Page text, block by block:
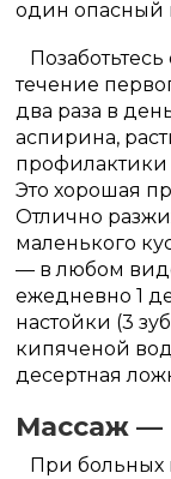
один опасный
течение
два раза в
аспирина,
профилактики
Это хорошая
Отлично
маленького
— в любом
ежедневно 1
настойки (3
кипяченой
десертная
Массаж —
При больных